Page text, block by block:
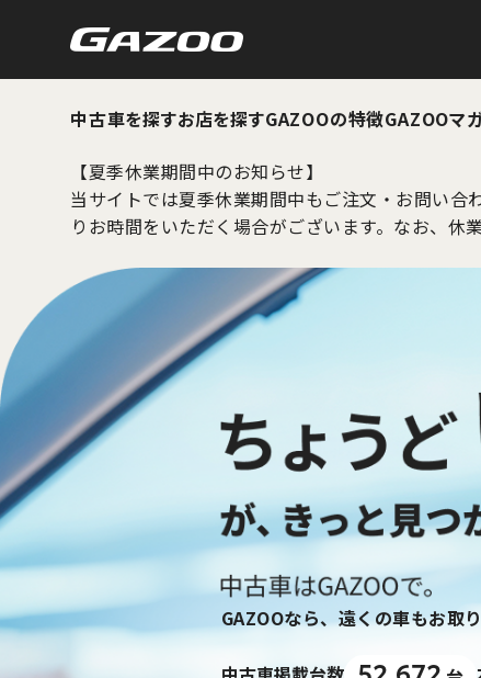
中古車を探すお店を探すGAZOOの特徴GAZOOマ
【夏季休業期間中のお知らせ】
当サイトでは夏季休業期間中もご注文・お問い
りお時間をいただく場合がございます。なお、休
GAZOOなら、遠くの車もお取